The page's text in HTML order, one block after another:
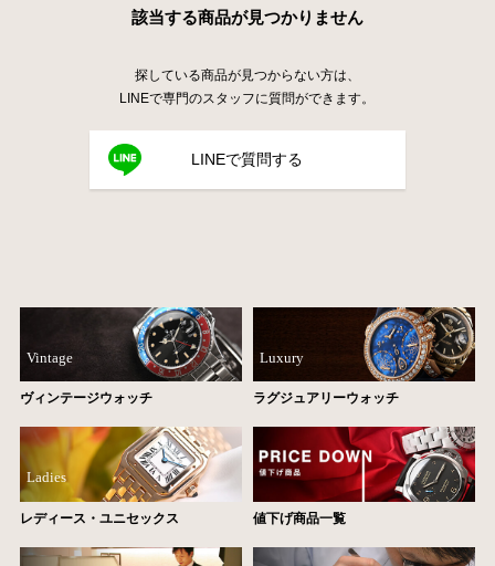
該当する商品が見つかりません
探している商品が見つからない方は、
LINEで専門のスタッフに質問ができます。
LINEで質問する
Vintage
ヴィンテージウォッチ
Luxury
ラグジュアリーウォッチ
Ladies
レディース・ユニセックス 値下げ商品一覧